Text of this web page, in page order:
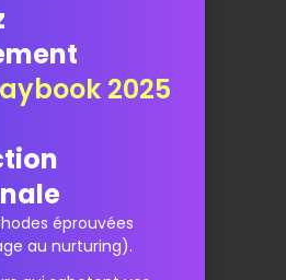
2025
éprouvées
au nurturing).